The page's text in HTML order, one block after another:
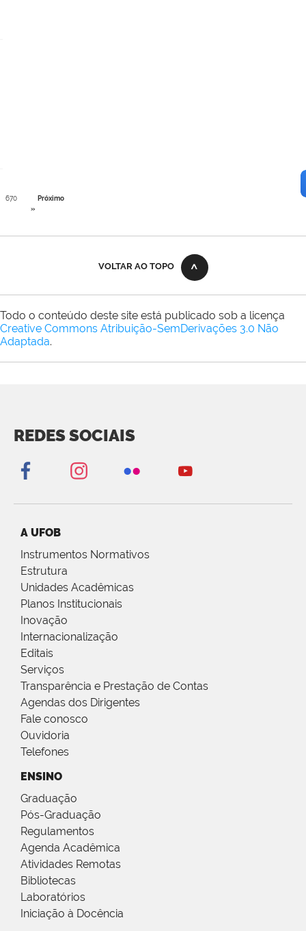
670
Próximo
»
VOLTAR AO TOPO
Todo o conteúdo deste site está publicado sob a licença
Creative Commons Atribuição-SemDerivações 3.0 Não
Adaptada.
REDES SOCIAIS
A UFOB
Instrumentos Normativos
Estrutura
Unidades Acadêmicas
Planos Institucionais
Inovação
Internacionalização
Editais
Serviços
Transparência e Prestação de Contas
Agendas dos Dirigentes
Fale conosco
Ouvidoria
Telefones
ENSINO
Graduação
Pós-Graduação
Regulamentos
Agenda Acadêmica
Atividades Remotas
Bibliotecas
Laboratórios
Iniciação à Docência